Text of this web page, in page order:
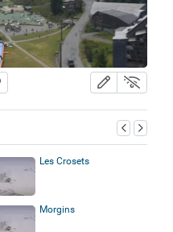
Les Crosets
Morgins